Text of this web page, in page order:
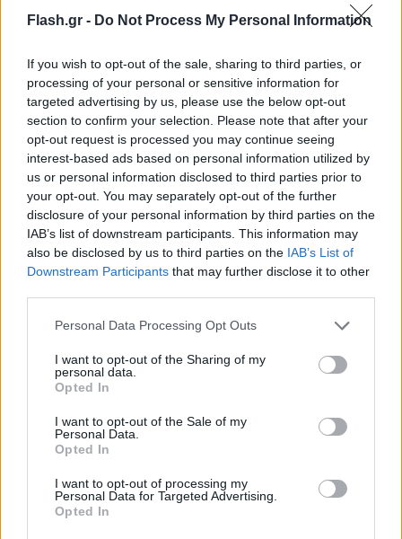
Flash.gr - Do Not Process My Personal Information
If you wish to opt-out of the sale, sharing to third parties, or
processing of your personal or sensitive information for
targeted advertising by us, please use the below opt-out
section to confirm your selection. Please note that after your
opt-out request is processed you may continue seeing
interest-based ads based on personal information utilized by
us or personal information disclosed to third parties prior to
your opt-out. You may separately opt-out of the further
disclosure of your personal information by third parties on the
IAB’s list of downstream participants. This information may
also be disclosed by us to third parties on the IAB’s List of
Downstream Participants that may further disclose it to other
Please note that this website/app uses one or more Google
not limited to your visit or usage behaviour. You may click to
grant or deny consent to Google and its third-party tags to
use your data for below specified purposes in below Google
consent section.
Personal Data Processing Opt Outs
I want to opt-out of the Sharing of my
personal data.
Opted In
I want to opt-out of the Sale of my
Personal Data.
Opted In
I want to opt-out of processing my
Personal Data for Targeted Advertising.
Opted In
πολύ μικρότερο ποσοστό αντοχής από αυτό που